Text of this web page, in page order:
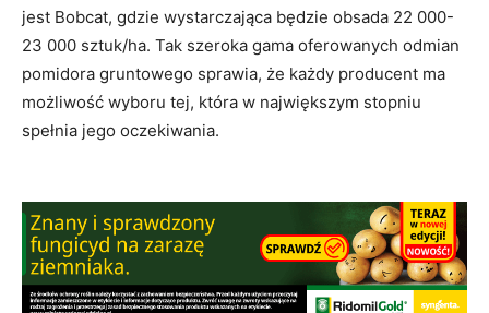
jest Bobcat, gdzie wystarczająca będzie obsada 22 000-
23 000 sztuk/ha. Tak szeroka gama oferowanych odmian
pomidora gruntowego sprawia, że każdy producent ma
możliwość wyboru tej, która w największym stopniu
spełnia jego oczekiwania.